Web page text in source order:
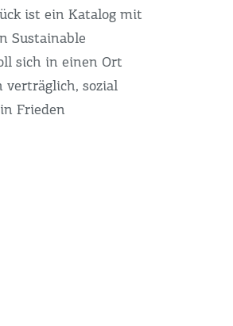
ist ein Katalog mit
Sustainable
sich in einen Ort
verträglich, sozial
Frieden